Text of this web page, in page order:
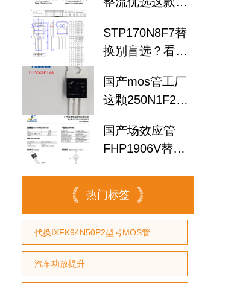
100N08B！
管工厂
200N6F3A可替
换
STP170N8F7替
换别盲选？看懂
心用国产MOS管
替代
国产mos管工厂
这颗250N1F2A
么替换英飞凌
IPP030N10N3G？
国产场效应管
FHP1906V替代
车载逆变器电源
设计的破局之选
热门标签
代换IXFK94N50P2型号MOS管
汽车功放提升